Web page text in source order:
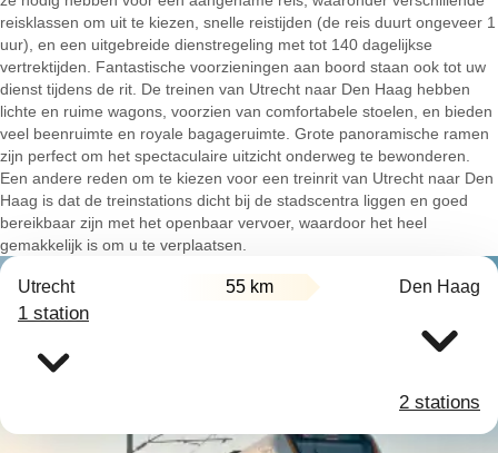
reisklassen om uit te kiezen, snelle reistijden (de reis duurt ongeveer 1
uur), en een uitgebreide dienstregeling met tot 140 dagelijkse
vertrektijden. Fantastische voorzieningen aan boord staan ook tot uw
dienst tijdens de rit. De treinen van Utrecht naar Den Haag hebben
lichte en ruime wagons, voorzien van comfortabele stoelen, en bieden
veel beenruimte en royale bagageruimte. Grote panoramische ramen
zijn perfect om het spectaculaire uitzicht onderweg te bewonderen.
Een andere reden om te kiezen voor een treinrit van Utrecht naar Den
Haag is dat de treinstations dicht bij de stadscentra liggen en goed
bereikbaar zijn met het openbaar vervoer, waardoor het heel
gemakkelijk is om u te verplaatsen.
Utrecht 55 km Den Haag
1 station
2 stations